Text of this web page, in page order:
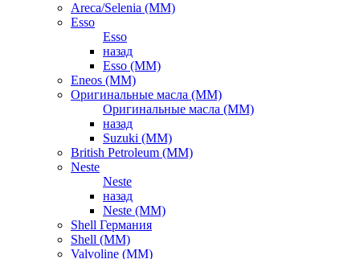
Areca/Selenia (ММ)
Esso
Esso
назад
Esso (ММ)
Eneos (ММ)
Оригинальные масла (ММ)
Оригинальные масла (ММ)
назад
Suzuki (ММ)
British Petroleum (ММ)
Neste
Neste
назад
Neste (ММ)
Shell Германия
Shell (ММ)
Valvoline (ММ)